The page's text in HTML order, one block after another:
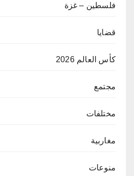
فلسطين – غزة
قضايا
كأس العالم 2026
مجتمع
مختلفات
مغاربية
منوعات